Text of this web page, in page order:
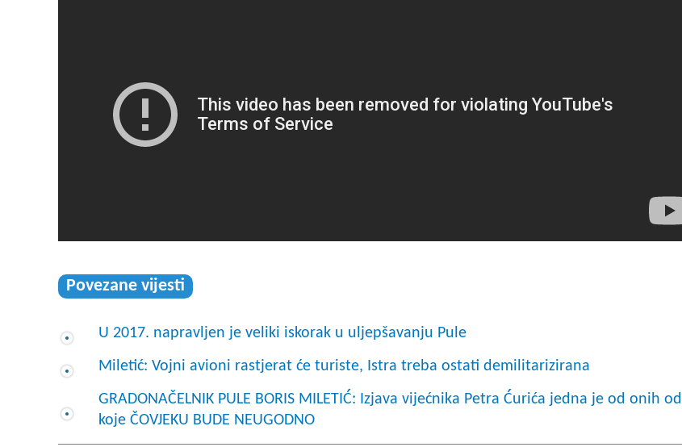
Povezane vijesti
U 2017. napravljen je veliki iskorak u uljepšavanju Pule
Miletić: Vojni avioni rastjerat će turiste, Istra treba ostati demilitarizirana
GRADONAČELNIK PULE BORIS MILETIĆ: Izjava vijećnika Petra Ćurića jedna je od onih od
koje ČOVJEKU BUDE NEUGODNO